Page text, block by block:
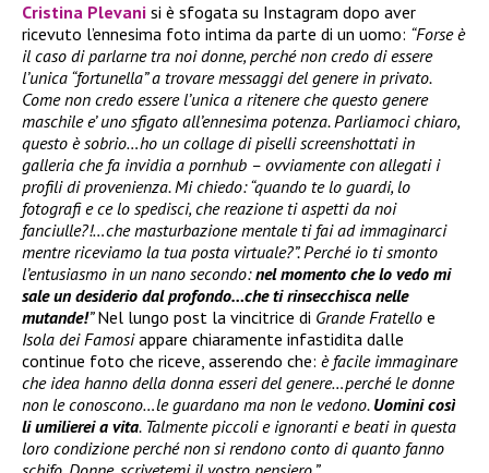
Cristina Plevani si è sfogata su Instagram dopo aver
ricevuto l’ennesima foto intima da parte di un uomo: “Forse è
il caso di parlarne tra noi donne, perché non credo di essere
l’unica “fortunella” a trovare messaggi del genere in privato.
Come non credo essere l’unica a ritenere che questo genere
maschile e’ uno sfigato all’ennesima potenza. Parliamoci chiaro,
questo è sobrio…ho un collage di piselli screenshottati in
galleria che fa invidia a pornhub – ovviamente con allegati i
profili di provenienza. Mi chiedo: “quando te lo guardi, lo
fotografi e ce lo spedisci, che reazione ti aspetti da noi
fanciulle?!…che masturbazione mentale ti fai ad immaginarci
mentre riceviamo la tua posta virtuale?”. Perché io ti smonto
l’entusiasmo in un nano secondo:nel momento che lo vedo mi
sale un desiderio dal profondo…che ti rinsecchisca nelle
mutande!”Nel lungo post la vincitrice di Grande Fratello e
Isola dei Famosiappare chiaramente infastidita dalle
continue foto che riceve, asserendo che: è facile immaginare
che idea hanno della donna esseri del genere…perché le donne
non le conoscono…le guardano ma non le vedono. Uomini così
li umilierei a vita. Talmente piccoli e ignoranti e beati in questa
loro condizione perché non si rendono conto di quanto fanno